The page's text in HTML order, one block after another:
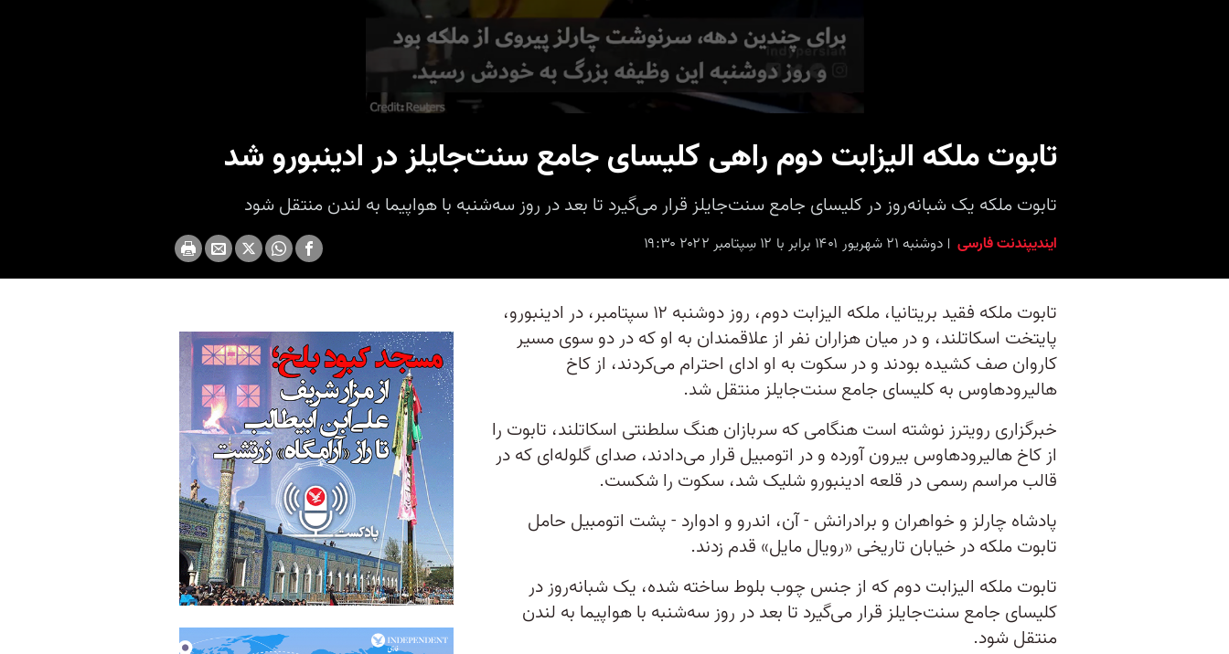
Volume
تابوت ملکه الیزابت دوم راهی کلیسای جامع سنت‌جایلز در ادینبورو شد
تابوت ملکه یک شبانه‌روز در کلیسای جامع سنت‌جایلز قرار می‌گیرد تا بعد در روز سه‌شنبه با هواپیما به لندن منتقل شود
ایندیپندنت فارسی دوشنبه ۲۱ شهریور ۱۴۰۱ برابر با ۱۲ سِپتامبر ۲۰۲۲ ۱۹:۳۰
تابوت ملکه فقید بریتانیا، ملکه الیزابت دوم، روز دوشنبه ۱۲ سپتامبر، در ادینبورو،
پایتخت اسکاتلند، و در میان هزاران نفر از علاقمندان به او که در دو سوی مسیر
کاروان صف کشیده بودند و در سکوت به او ادای احترام می‌کردند، از کاخ
هالیرود‌هاوس به کلیسای جامع سنت‌جایلز منتقل شد.
خبرگزاری رویترز نوشته است هنگامی که سربازان هنگ سلطنتی اسکاتلند، تابوت را
از کاخ هالیرودهاوس بیرون آورده و در اتومبیل قرار می‌دادند، صدای گلوله‌ای که در
قالب مراسم رسمی در قلعه ادینبورو شلیک شد، سکوت را شکست.
پادشاه چارلز و خواهران و برادرانش - آن، اندرو و ادوارد - پشت اتومبیل حامل
تابوت ملکه در خیابان تاریخی «رویال مایل»‌ قدم زدند.
تابوت ملکه الیزابت دوم که از جنس چوب بلوط ساخته شده، یک شبانه‌روز در
کلیسای جامع سنت‌جایلز قرار می‌گیرد تا بعد در روز سه‌شنبه با هواپیما به لندن
منتقل شود.